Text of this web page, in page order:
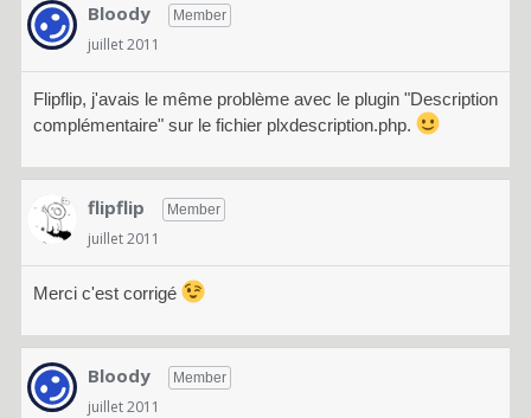
Bloody Member
juillet 2011
Flipflip, j'avais le même problème avec le plugin "Description
complémentaire" sur le fichier plxdescription.php.
flipflip Member
juillet 2011
Merci c'est corrigé
Bloody Member
juillet 2011